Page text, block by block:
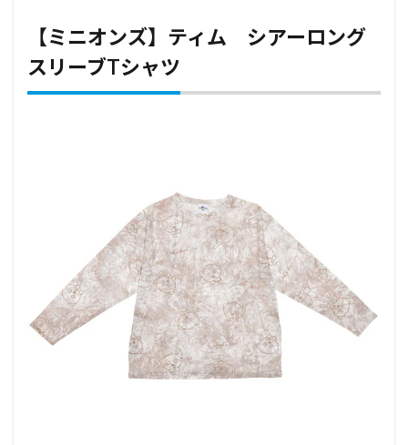
【ミニオンズ】ティム シアーロング
スリーブTシャツ